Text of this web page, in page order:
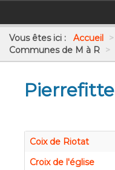
Vous êtes ici : Accueil >
Communes de M à R >
Pierrefitte
Coix de Riotat
Croix de l'église